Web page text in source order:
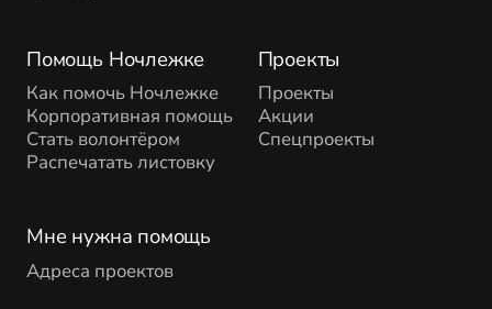
Помощь Ночлежке
Как помочь Ночлежке
Корпоративная помощь
Стать волонтёром
Распечатать листовку
Проекты
Проекты
Акции
Спецпроекты
Мне нужна помощь
Адреса проектов